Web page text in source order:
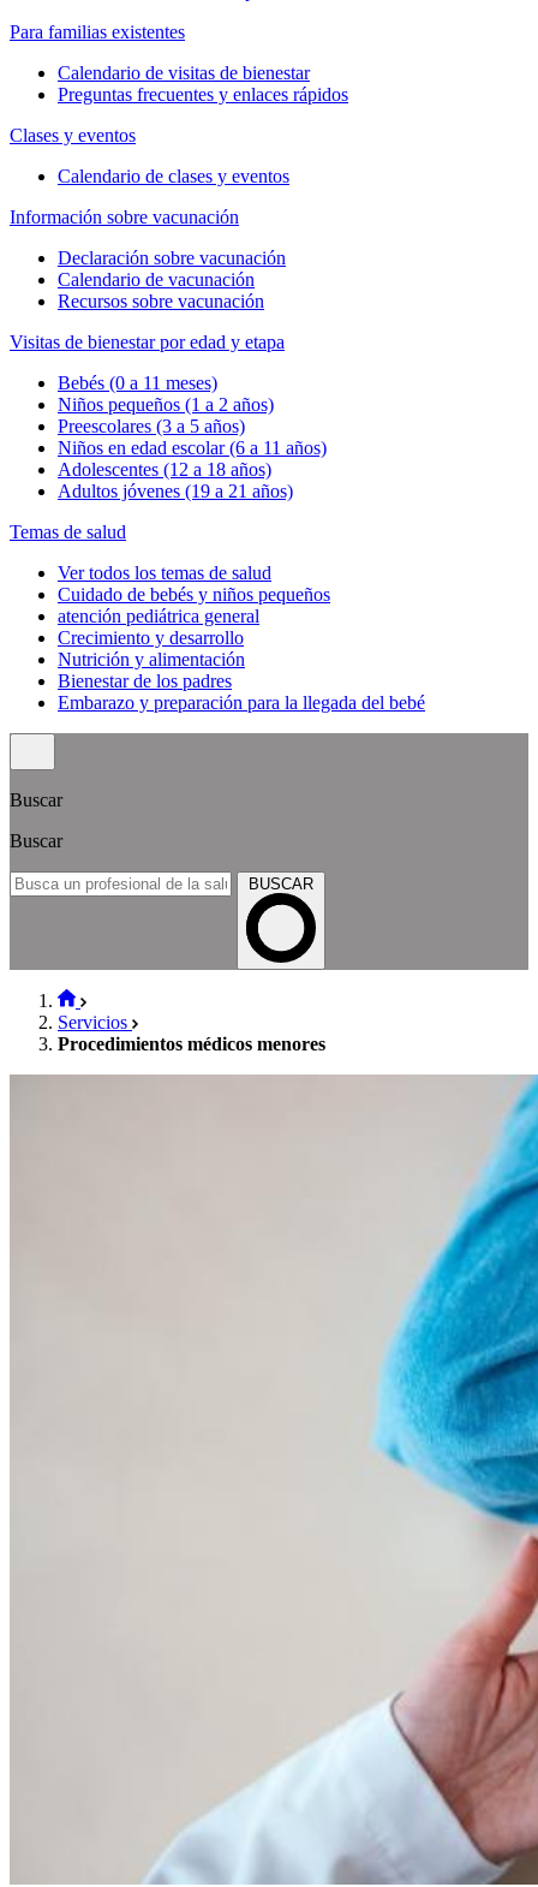
Para familias existentes
Calendario de visitas de bienestar
Preguntas frecuentes y enlaces rápidos
Clases y eventos
Calendario de clases y eventos
Información sobre vacunación
Declaración sobre vacunación
Calendario de vacunación
Recursos sobre vacunación
Visitas de bienestar por edad y etapa
Bebés (0 a 11 meses)
Niños pequeños (1 a 2 años)
Preescolares (3 a 5 años)
Niños en edad escolar (6 a 11 años)
Adolescentes (12 a 18 años)
Adultos jóvenes (19 a 21 años)
Temas de salud
Ver todos los temas de salud
Cuidado de bebés y niños pequeños
atención pediátrica general
Crecimiento y desarrollo
Nutrición y alimentación
Bienestar de los padres
Embarazo y preparación para la llegada del bebé
Buscar
Buscar
BUSCAR
Servicios
Procedimientos médicos menores